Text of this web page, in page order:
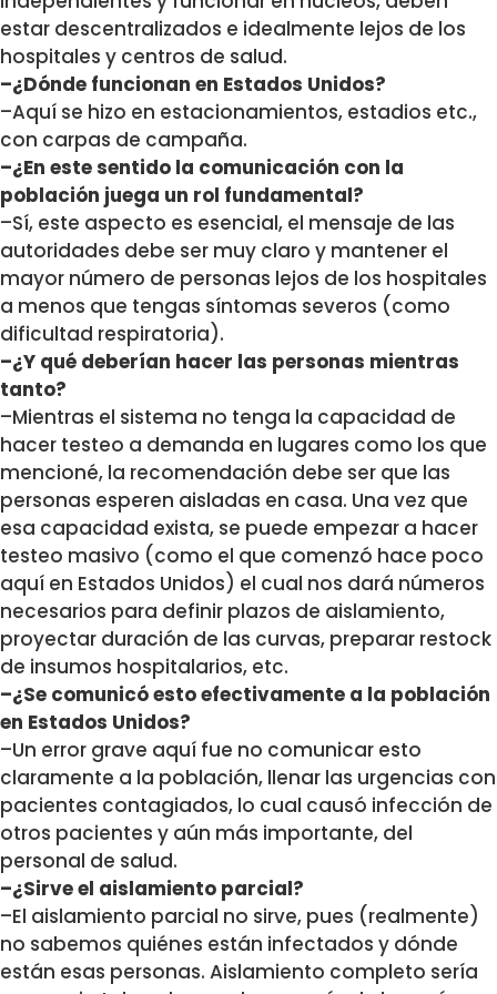
estar descentralizados e idealmente lejos de los
hospitales y centros de salud.
–¿Dónde funcionan en Estados Unidos?
–Aquí se hizo en estacionamientos, estadios etc.,
con carpas de campaña.
–¿En este sentido la comunicación con la
población juega un rol fundamental?
–Sí, este aspecto es esencial, el mensaje de las
autoridades debe ser muy claro y mantener el
mayor número de personas lejos de los hospitales
a menos que tengas síntomas severos (como
dificultad respiratoria).
–¿Y qué deberían hacer las personas mientras
tanto?
–Mientras el sistema no tenga la capacidad de
hacer testeo a demanda en lugares como los que
mencioné, la recomendación debe ser que las
personas esperen aisladas en casa. Una vez que
esa capacidad exista, se puede empezar a hacer
testeo masivo (como el que comenzó hace poco
aquí en Estados Unidos) el cual nos dará números
necesarios para definir plazos de aislamiento,
proyectar duración de las curvas, preparar restock
de insumos hospitalarios, etc.
–¿Se comunicó esto efectivamente a la población
en Estados Unidos?
–Un error grave aquí fue no comunicar esto
claramente a la población, llenar las urgencias con
pacientes contagiados, lo cual causó infección de
otros pacientes y aún más importante, del
personal de salud.
–¿Sirve el aislamiento parcial?
–El aislamiento parcial no sirve, pues (realmente)
no sabemos quiénes están infectados y dónde
están esas personas. Aislamiento completo sería